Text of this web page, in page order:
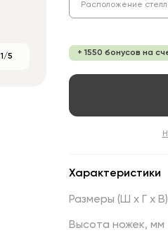
1/5
Расположение
+ 1550 бонусов на
Характеристики
Размеры (Ш х Г х В)
Высота ножек, мм